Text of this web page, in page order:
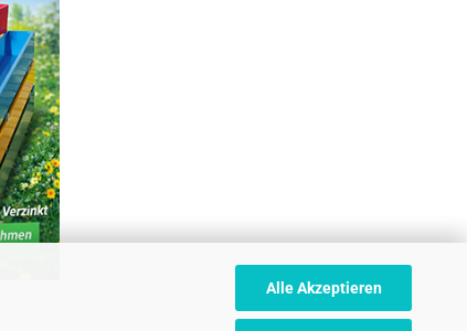
Alle Akzeptieren